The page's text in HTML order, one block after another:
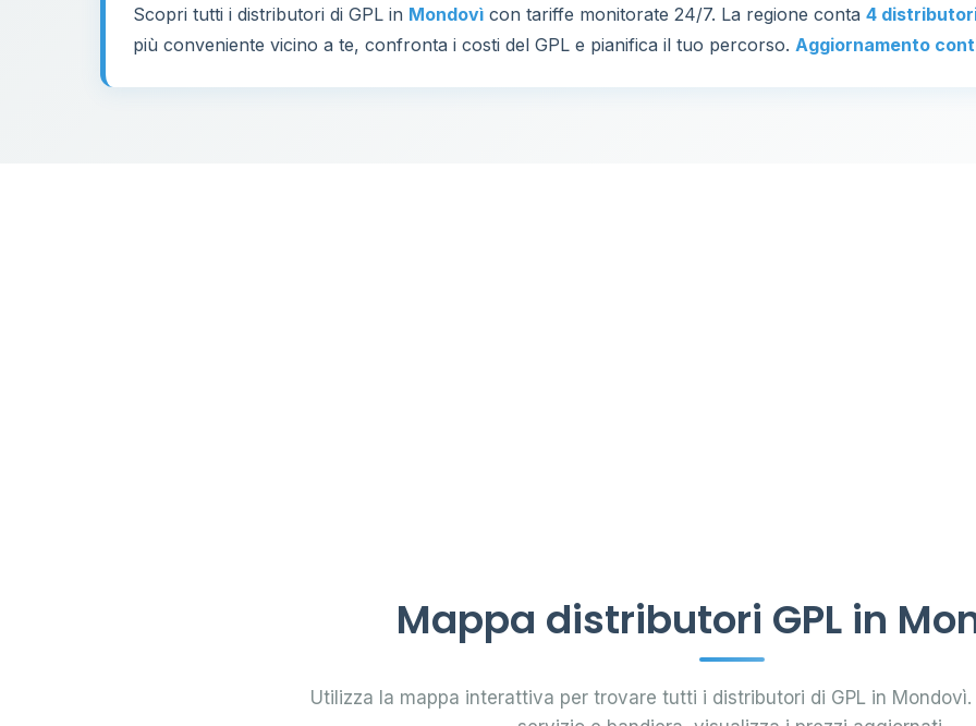
Scopri tutti i distributori di GPL in Mondovì con tariffe monitorate 24/7. La regione conta 4
più conveniente vicino a te, confronta i costi del GPL e pianifica il tuo percorso. Aggiornamento
Mappa distributori GPL in
Utilizza la mappa interattiva per trovare tutti i distributori di GPL in